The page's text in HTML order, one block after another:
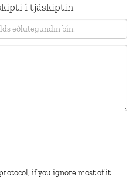
í tjáskiptin
if you ignore most of it